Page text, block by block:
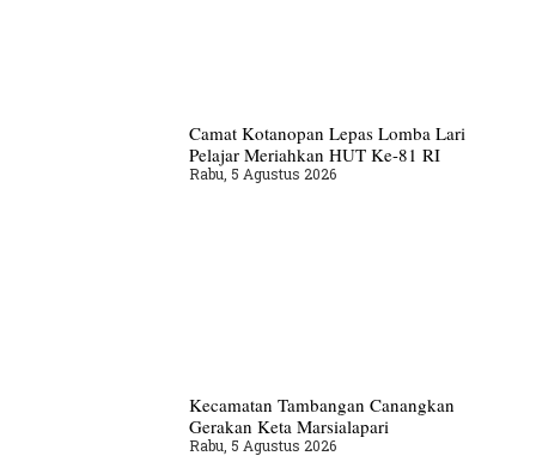
Camat Kotanopan Lepas Lomba Lari
Pelajar Meriahkan HUT Ke-81 RI
Rabu, 5 Agustus 2026
Kecamatan Tambangan Canangkan
Gerakan Keta Marsialapari
Rabu, 5 Agustus 2026